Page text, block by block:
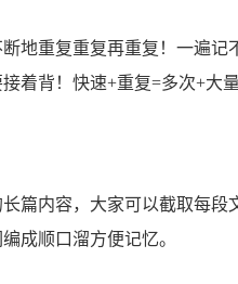
地重复重复再重复！一遍
着背！快速+重复=多次+大
篇内容，大家可以截取每
成顺口溜方便记忆。